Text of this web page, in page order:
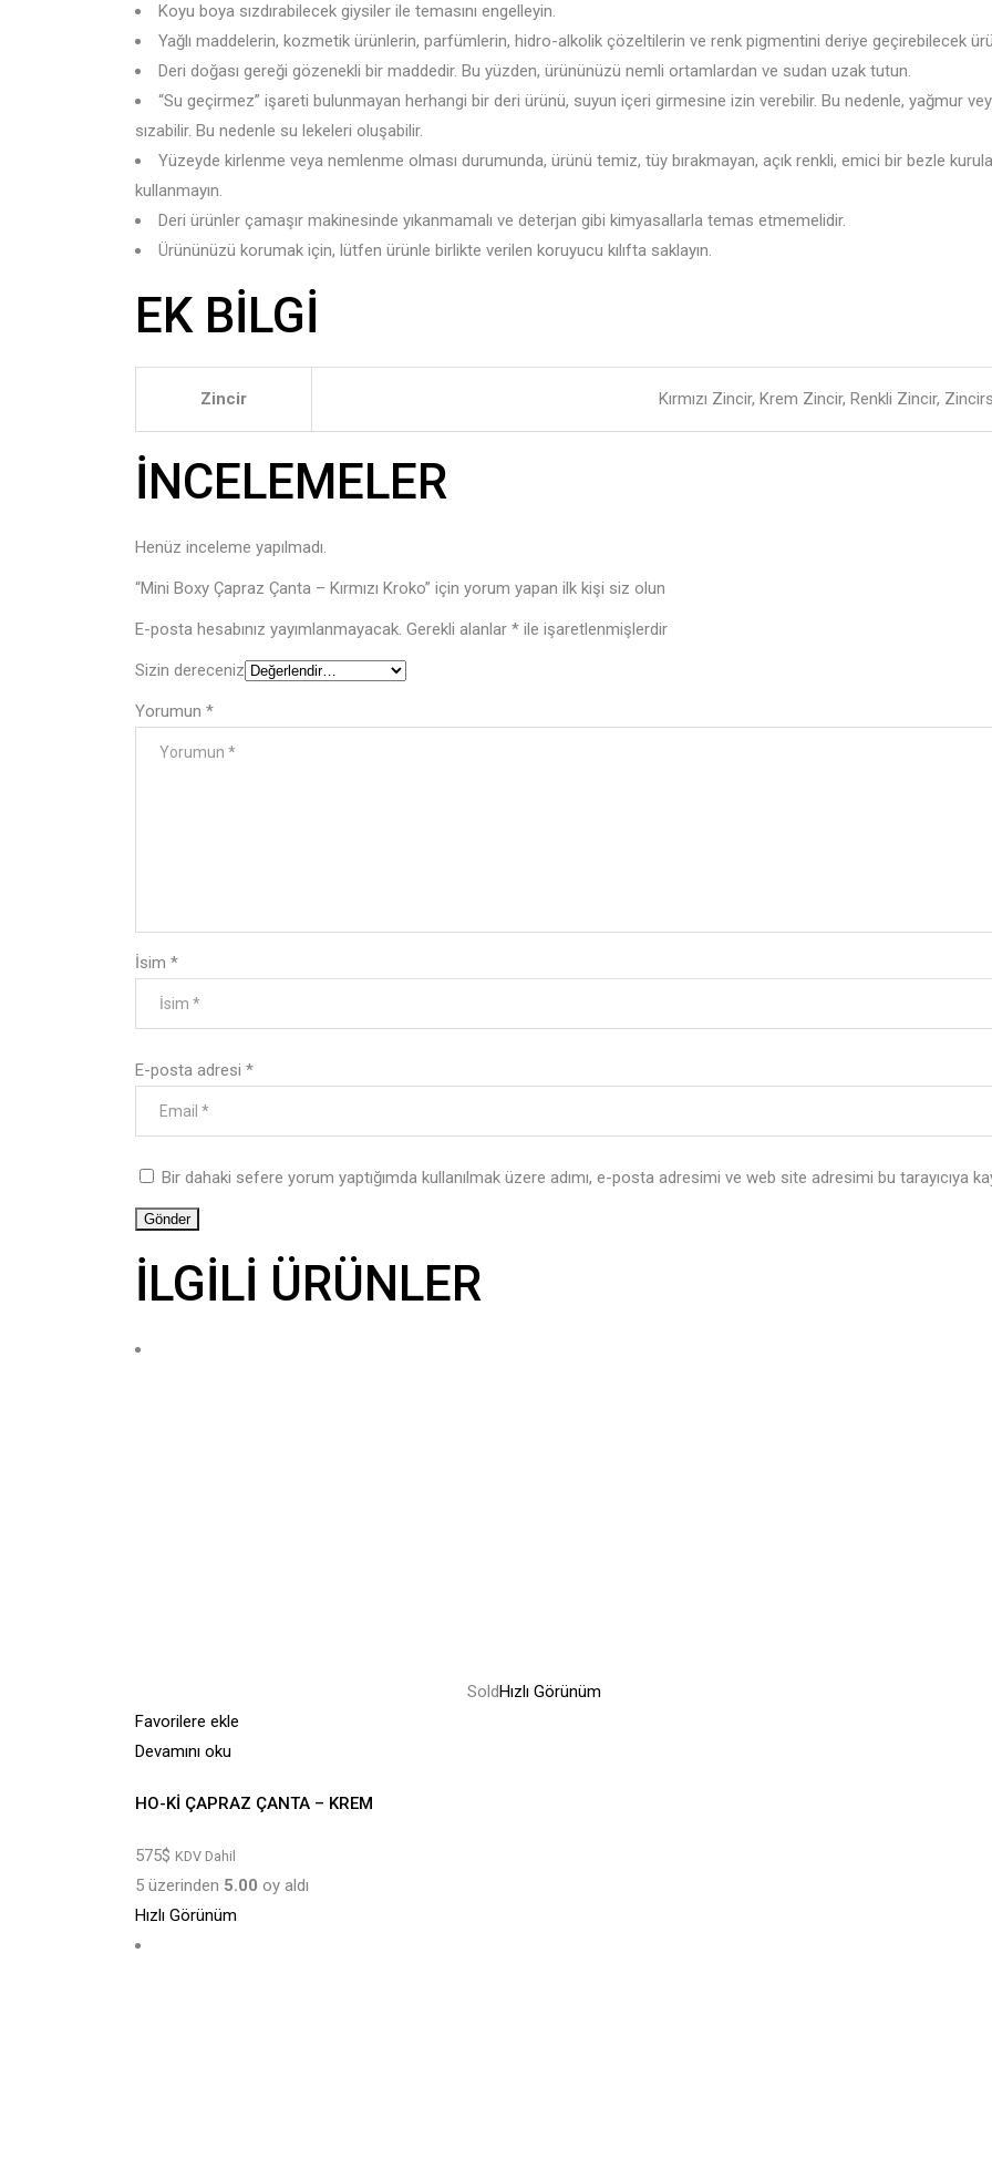
Koyu boya sızdırabilecek giysiler ile temasını engelleyin.
Yağlı maddelerin, kozmetik ürünlerin, parfümlerin, hidro-alkolik çözeltilerin ve renk pigmentini deriye geçirebilecek
Deri doğası gereği gözenekli bir maddedir. Bu yüzden, ürününüzü nemli ortamlardan ve sudan uzak tutun.
“Su geçirmez” işareti bulunmayan herhangi bir deri ürünü, suyun içeri girmesine izin verebilir. Bu nedenle, yağmur
sızabilir. Bu nedenle su lekeleri oluşabilir.
Yüzeyde kirlenme veya nemlenme olması durumunda, ürünü temiz, tüy bırakmayan, açık renkli, emici bir bezle
kullanmayın.
Deri ürünler çamaşır makinesinde yıkanmamalı ve deterjan gibi kimyasallarla temas etmemelidir.
Ürününüzü korumak için, lütfen ürünle birlikte verilen koruyucu kılıfta saklayın.
EK BILGI
Zincir Kırmızı Zincir, Krem Zincir, Renkli Zincir,
İNCELEMELER
Henüz inceleme yapılmadı.
“Mini Boxy Çapraz Çanta – Kırmızı Kroko” için yorum yapan ilk kişi siz olun
E-posta hesabınız yayımlanmayacak. Gerekli alanlar * ile işaretlenmişlerdir
Sizin dereceniz
Yorumun *
İsim *
E-posta adresi *
Bir dahaki sefere yorum yaptığımda kullanılmak üzere adımı, e-posta adresimi ve web site adresimi bu tarayıcıya
İLGILI ÜRÜNLER
SoldHızlı Görünüm
Favorilere ekle
Devamını oku
HO-Kİ ÇAPRAZ ÇANTA – KREM
575$ KDV Dahil
5 üzerinden 5.00 oy aldı
Hızlı Görünüm